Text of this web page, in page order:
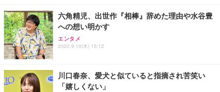
六角精児、出世作『相棒』辞めた理由や水谷豊
への想い明かす
エンタメ
2020.9.10(木) 15:12
川口春奈、愛犬と似ていると指摘され苦笑い
「嬉しくない」